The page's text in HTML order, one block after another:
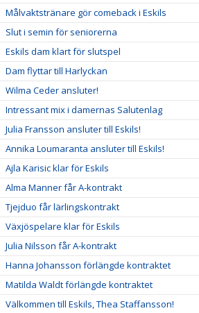
Målvaktstränare gör comeback i Eskils
Slut i semin för seniorerna
Eskils dam klart för slutspel
Dam flyttar till Harlyckan
Wilma Ceder ansluter!
Intressant mix i damernas Salutenlag
Julia Fransson ansluter till Eskils!
Annika Loumaranta ansluter till Eskils!
Ajla Karisic klar för Eskils
Alma Manner får A-kontrakt
Tjejduo får lärlingskontrakt
Växjöspelare klar för Eskils
Julia Nilsson får A-kontrakt
Hanna Johansson förlängde kontraktet
Matilda Waldt förlängde kontraktet
Välkommen till Eskils, Thea Staffansson!